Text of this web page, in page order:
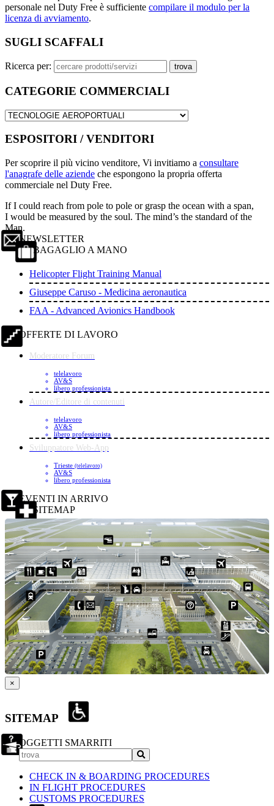
personale nel Duty Free è sufficiente compilare il modulo per la
licenza di avviamento.
SUGLI SCAFFALI
Ricerca per:
CATEGORIE COMMERCIALI
ESPOSITORI / VENDITORI
Per scoprire il più vicino venditore, Vi invitiamo a consultare
l'anagrafe delle aziende che espongono la propria offerta
commerciale nel Duty Free.
If I could reach from pole to pole or grasp the ocean with a span,
I would be measured by the soul. The mind’s the standard of the
Man.
NEWSLETTER
BAGAGLIO A MANO
Helicopter Flight Training Manual
Giuseppe Caruso - Medicina aeronautica
FAA - Advanced Avionics Handbook
OFFERTE DI LAVORO
Moderatore Forum
telelavoro
AV&S
libero professionista
Autore/Editore di contenuti
telelavoro
AV&S
libero professionista
Sviluppatore Web-App
Trieste (telelavoro)
AV&S
libero professionista
EVENTI IN ARRIVO
SITEMAP
×
SITEMAP
OGGETTI SMARRITI
CHECK IN & BOARDING PROCEDURES
IN FLIGHT PROCEDURES
CUSTOMS PROCEDURES